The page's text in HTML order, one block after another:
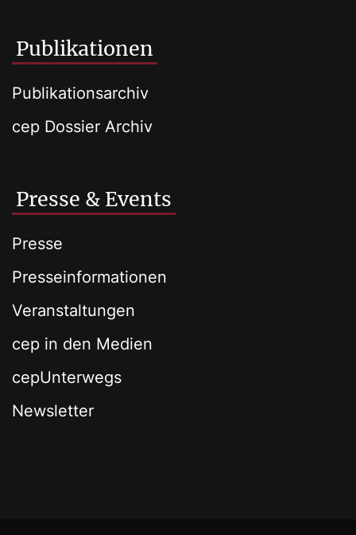
Publikationen
Publikationsarchiv
cep Dossier Archiv
Presse & Events
Presse
Presseinformationen
Veranstaltungen
cep in den Medien
cepUnterwegs
Newsletter